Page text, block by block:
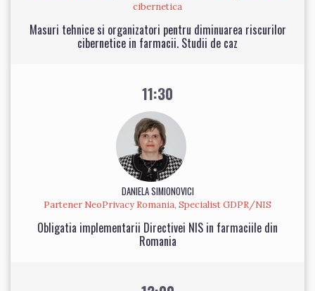
cibernetica
Masuri tehnice si organizatori pentru diminuarea riscurilor
cibernetice in farmacii. Studii de caz
11:30
DANIELA SIMIONOVICI
Partener NeoPrivacy Romania, Specialist GDPR/NIS
Obligatia implementarii Directivei NIS in farmaciile din
Romania